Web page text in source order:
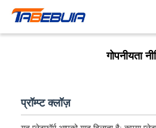
गोपनीयता
प्रॉम्प्ट क्लॉज़